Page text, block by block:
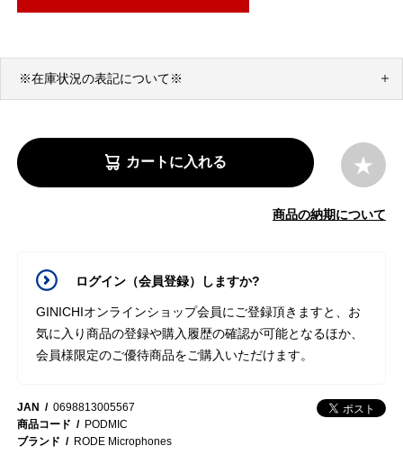
※在庫状況の表記について※
カートに入れる
商品の納期について
ログイン（会員登録）しますか?
GINICHIオンラインショップ会員にご登録頂きますと、お
気に入り商品の登録や購入履歴の確認が可能となるほか、
会員様限定のご優待商品をご購入いただけます。
JAN
0698813005567
商品コード
PODMIC
ブランド
RODE Microphones